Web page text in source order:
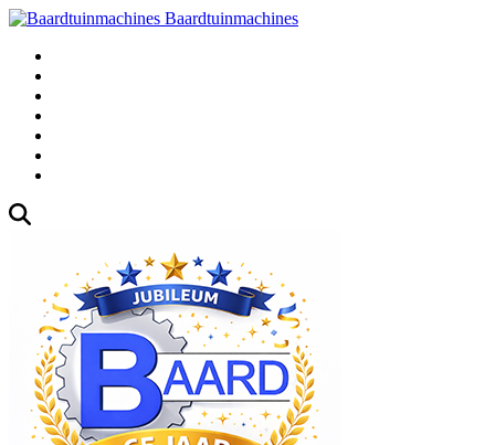
Baardtuinmachines